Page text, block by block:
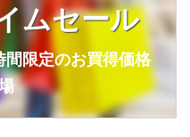
ムセール
間限定のお買得価格